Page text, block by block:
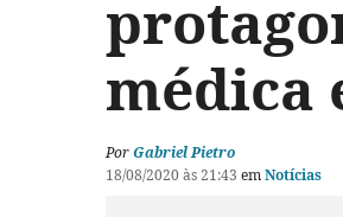
médica
PorGabriel Pietro
18/08/2020 às 21:43 emNotícias